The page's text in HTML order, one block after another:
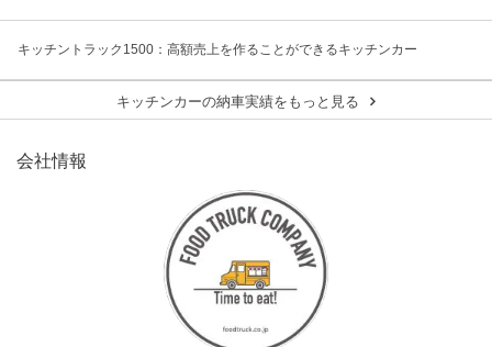
キッチントラック1500：高額売上を作ることができるキッチンカー
キッチンカーの納車実績をもっと見る
会社情報